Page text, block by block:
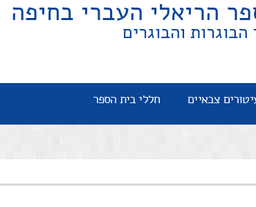
הריאלי העברי בחיפה
והבוגרים
צבאיים חללי בית הספר